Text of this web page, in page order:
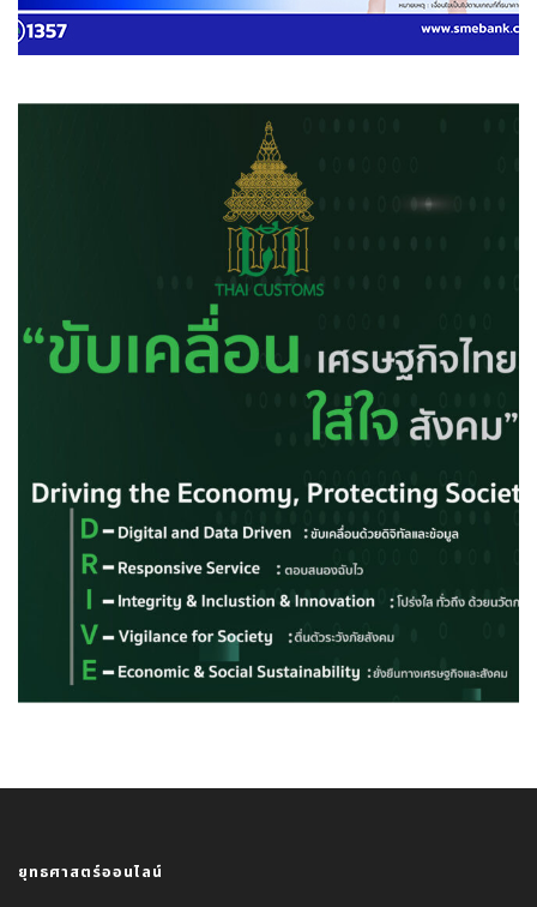
ยุทธศาสตร์ออนไลน์